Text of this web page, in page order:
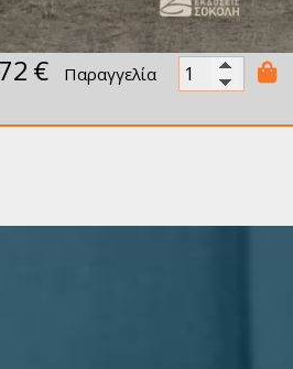
€ Παραγγελία